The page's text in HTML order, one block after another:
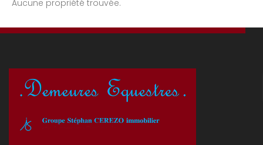
Aucune propriété trouvée.